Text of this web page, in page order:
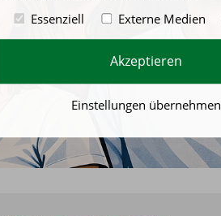
Essenziell
Externe Medien
Akzeptieren
Einstellungen übernehmen